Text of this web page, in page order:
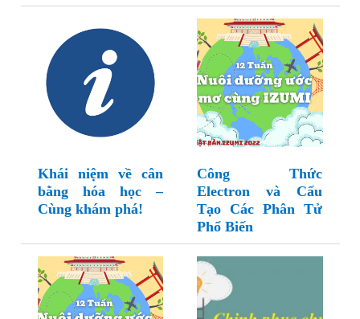
Khái niệm về cân
bằng hóa học –
Cùng khám phá!
Công Thức
Electron và Cấu
Tạo Các Phân Tử
Phổ Biến